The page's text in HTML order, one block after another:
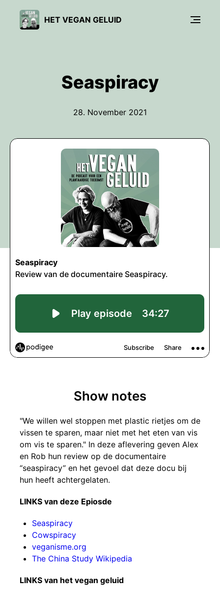
HET VEGAN GELUID
Seaspiracy
28. November 2021
Show notes
"We willen wel stoppen met plastic rietjes om de
vissen te sparen, maar niet met het eten van vis
om vis te sparen." In deze aflevering geven Alex
en Rob hun review op de documentaire
“seaspiracy” en het gevoel dat deze docu bij
hun heeft achtergelaten.
LINKS van deze Epiosde
Seaspiracy
Cowspiracy
veganisme.org
The China Study Wikipedia
LINKS van het vegan geluid